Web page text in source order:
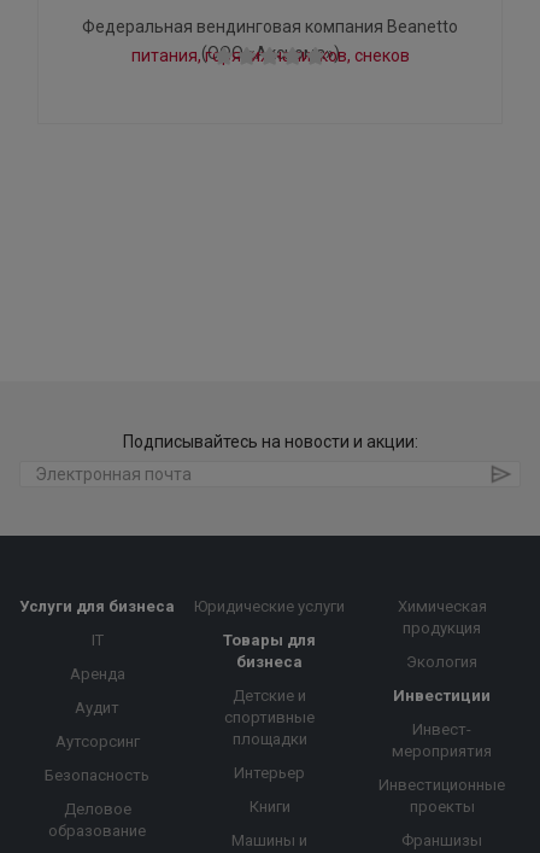
Федеральная вендинговая компания Beanetto
(ООО «Аксиома»)
Подписывайтесь на новости и акции:
Услуги для бизнеса
IT
Аренда
Аудит
Аутсорсинг
Безопасность
Деловое
образование
Юридические услуги
Товары для
бизнеса
Детские и
спортивные
площадки
Интерьер
Книги
Машины и
Химическая
продукция
Экология
Инвестиции
Инвест-
мероприятия
Инвестиционные
проекты
Франшизы